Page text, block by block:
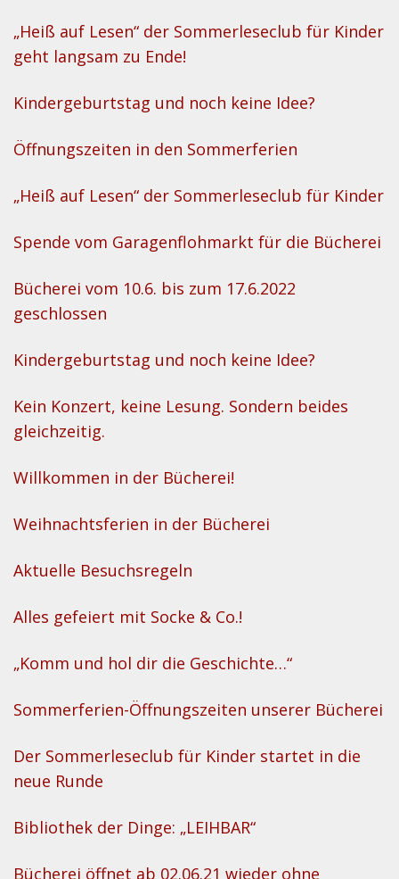
„Heiß auf Lesen“ der Sommerleseclub für Kinder
geht langsam zu Ende!
Kindergeburtstag und noch keine Idee?
Öffnungszeiten in den Sommerferien
„Heiß auf Lesen“ der Sommerleseclub für Kinder
Spende vom Garagenflohmarkt für die Bücherei
Bücherei vom 10.6. bis zum 17.6.2022
geschlossen
Kindergeburtstag und noch keine Idee?
Kein Konzert, keine Lesung. Sondern beides
gleichzeitig.
Willkommen in der Bücherei!
Weihnachtsferien in der Bücherei
Aktuelle Besuchsregeln
Alles gefeiert mit Socke & Co.!
„Komm und hol dir die Geschichte…“
Sommerferien-Öffnungszeiten unserer Bücherei
Der Sommerleseclub für Kinder startet in die
neue Runde
Bibliothek der Dinge: „LEIHBAR“
Bücherei öffnet ab 02.06.21 wieder ohne